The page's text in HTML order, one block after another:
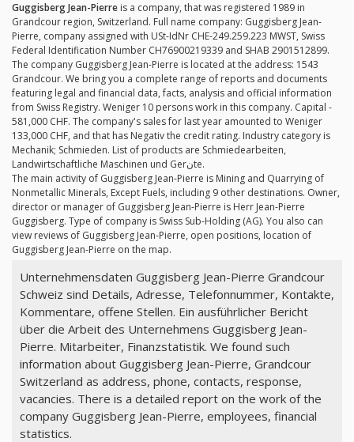
Guggisberg Jean-Pierre is a company, that was registered 1989 in
Grandcour region, Switzerland. Full name company: Guggisberg Jean-
Pierre, company assigned with USt-IdNr CHE-249.259.223 MWST, Swiss
Federal Identification Number CH76900219339 and SHAB 2901512899.
The company Guggisberg Jean-Pierre is located at the address: 1543
Grandcour. We bring you a complete range of reports and documents
featuring legal and financial data, facts, analysis and official information
from Swiss Registry. Weniger 10 persons work in this company. Capital -
581,000 CHF. The company's sales for last year amounted to Weniger
133,000 CHF, and that has Negativ the credit rating. Industry category is
Mechanik; Schmieden. List of products are Schmiedearbeiten,
Landwirtschaftliche Maschinen und Gerنte.
The main activity of Guggisberg Jean-Pierre is Mining and Quarrying of
Nonmetallic Minerals, Except Fuels, including 9 other destinations. Owner,
director or manager of Guggisberg Jean-Pierre is Herr Jean-Pierre
Guggisberg. Type of company is Swiss Sub-Holding (AG). You also can
view reviews of Guggisberg Jean-Pierre, open positions, location of
Guggisberg Jean-Pierre on the map.
Unternehmensdaten Guggisberg Jean-Pierre Grandcour
Schweiz sind Details, Adresse, Telefonnummer, Kontakte,
Kommentare, offene Stellen. Ein ausführlicher Bericht
über die Arbeit des Unternehmens Guggisberg Jean-
Pierre. Mitarbeiter, Finanzstatistik. We found such
information about Guggisberg Jean-Pierre, Grandcour
Switzerland as address, phone, contacts, response,
vacancies. There is a detailed report on the work of the
company Guggisberg Jean-Pierre, employees, financial
statistics.